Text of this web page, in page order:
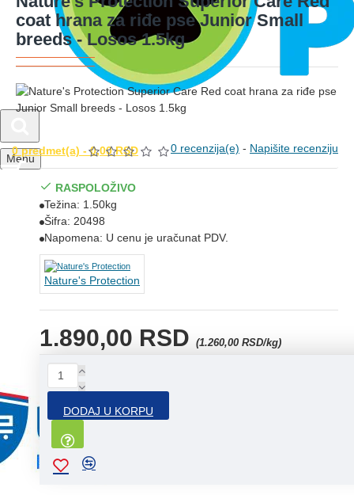
Menu
0 predmet(a) - 0,00 RSD
coat hrana za riđe pse Junior Small
breeds - Losos 1.5kg
0 recenzija(e) - Napišite recenziju
1.890,00 RSD (1.260,00 RSD/kg)
RASPOLOŽIVO
Težina: 1.50kg
Šifra: 20498
Napomena: U cenu je uračunat PDV.
Nature's Protection
DODAJ U KORPU